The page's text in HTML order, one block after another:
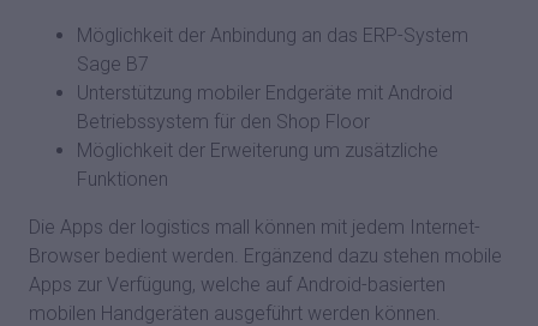
Möglichkeit der Anbindung an das ERP-System
Sage B7
Unterstützung mobiler Endgeräte mit Android
Betriebssystem für den Shop Floor
Möglichkeit der Erweiterung um zusätzliche
Funktionen
Die Apps der logistics mall können mit jedem Internet-
Browser bedient werden. Ergänzend dazu stehen mobile
Apps zur Verfügung, welche auf Android-basierten
mobilen Handgeräten ausgeführt werden können.